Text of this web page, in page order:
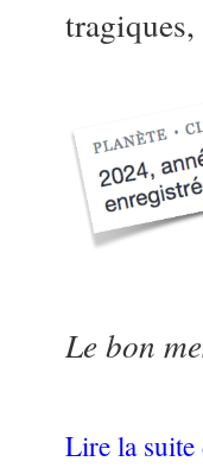
Le bon
Lire la suite